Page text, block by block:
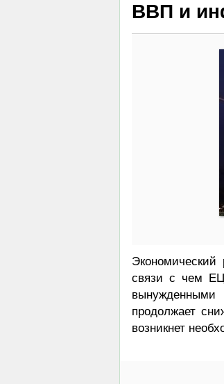
ВВП и
Экономический
связи с чем
продолжает
возникнет